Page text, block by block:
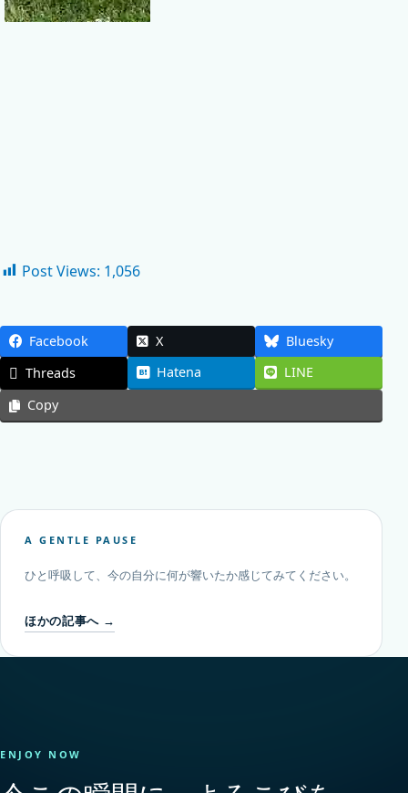
Post Views: 1,056
Facebook X
Bluesky
Threads
Hatena
LINE
Copy
A GENTLE PAUSE
ひと呼吸して、今の自分に何が響いたか感じてみてください。
ほかの記事へ →
ENJOY NOW